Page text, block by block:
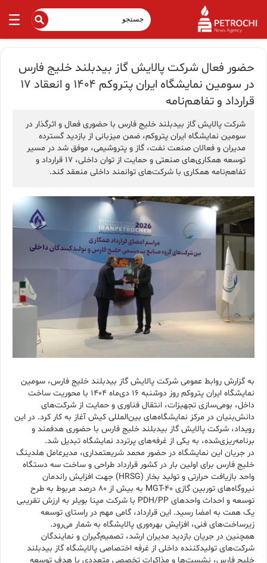
حضور فعال شرکت پالایش گاز بیدبلند خلیج فارس
در سومین نمایشگاه ایران پتروکم ۱۴۰۴ و انعقاد ۱۷
قرارداد و تفاهم‌نامه
شرکت پالایش گاز بیدبلند خلیج فارس با حضوری فعال و اثرگذار در
سومین نمایشگاه ایران پتروکم، ضمن میزبانی از بازدید گسترده
مدیران و فعالان صنعت نفت، گاز و پتروشیمی، موفق شد در مسیر
توسعه همکاری‌های صنعتی و حمایت از توان داخلی، ۱۷ قرارداد و
تفاهم‌نامه همکاری با شرکت‌های توانمند داخلی منعقد کند.
به گزارش روابط عمومی شرکت پالایش گاز بیدبلند خلیج فارس، سومین
نمایشگاه ایران پتروکم روز دوشنبه ۱۶ دی‌ماه ۱۴۰۴ با محوریت ساخت
داخل، بومی‌سازی تجهیزات، انتقال فناوری و حمایت از شرکت‌های
دانش‌بنیان در مرکز نمایشگاه‌های بین‌المللی کیش آغاز به کار کرد. در این
رویداد، شرکت پالایش گاز بیدبلند خلیج فارس با حضوری هدفمند و
برنامه‌ریزی‌شده، به یکی از غرفه‌های پرتردد نمایشگاه تبدیل شد.
در جریان این نمایشگاه در حضور محمد شریعتمداری، مدیرعامل هلدینگ
خلیج فارس برای اولین بار در کشور قرارداد طراحی و ساخت سه دستگاه
واحد بازیافت حرارتی و تولید بخار (HRSG) جهت افزایش راندمان
نیروگاه‌های توربین گازی MGT-40 به بیش از ۸۰ درصد؜ مربوط به طرح
توسعه و احداث واحدهای PDH/PP با شرکت مپنا بویلر به ارزش تقریبی
یک همت به امضا رسید. این قرارداد، گامی مهم در راستای توسعه
زیرساخت‌های فنی، افزایش بهره‌وری پالایشگاه به شمار می‌رود.
همچنین در جریان بازدید مدیران ارشد، تصمیم‌گیران و نمایندگان
شرکت‌های تولیدکننده داخلی از غرفه اختصاصی پالایشگاه گاز بیدبلند
خلیج فارس، نشست‌ها و مذاکرات تخصصی متعددی با هدف توسعه